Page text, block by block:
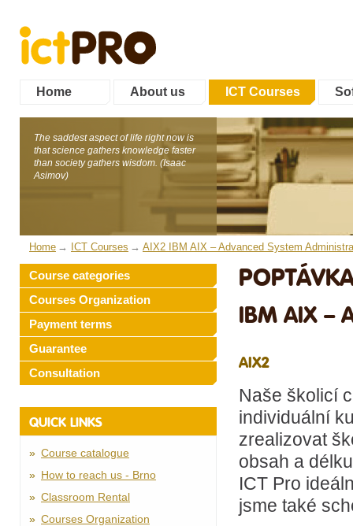
Home About us ICT Courses
The saddest aspect of life right now is
that science gathers knowledge faster
than society gathers wisdom. (Isaac
Asimov)
Home ICT Courses AIX2 IBM AIX – Advanced System
Course categories
Courses Organization
Payment terms
Guarantee
Consultation
QUICK LINKS
Course catalogue
How to reach us - Brno
Classroom Rental
Courses Organization
IBM AIX –
AIX2
Naše školicí
individuální
zrealizovat
obsah a
ICT Pro
jsme také